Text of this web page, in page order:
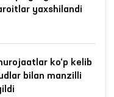
yaxshilandi
ko‘p kelib
bilan manzilli